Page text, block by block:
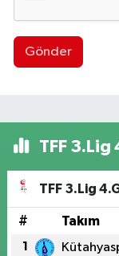
Gönder
TFF 3.Lig
TFF 3.Lig
# Takım
1